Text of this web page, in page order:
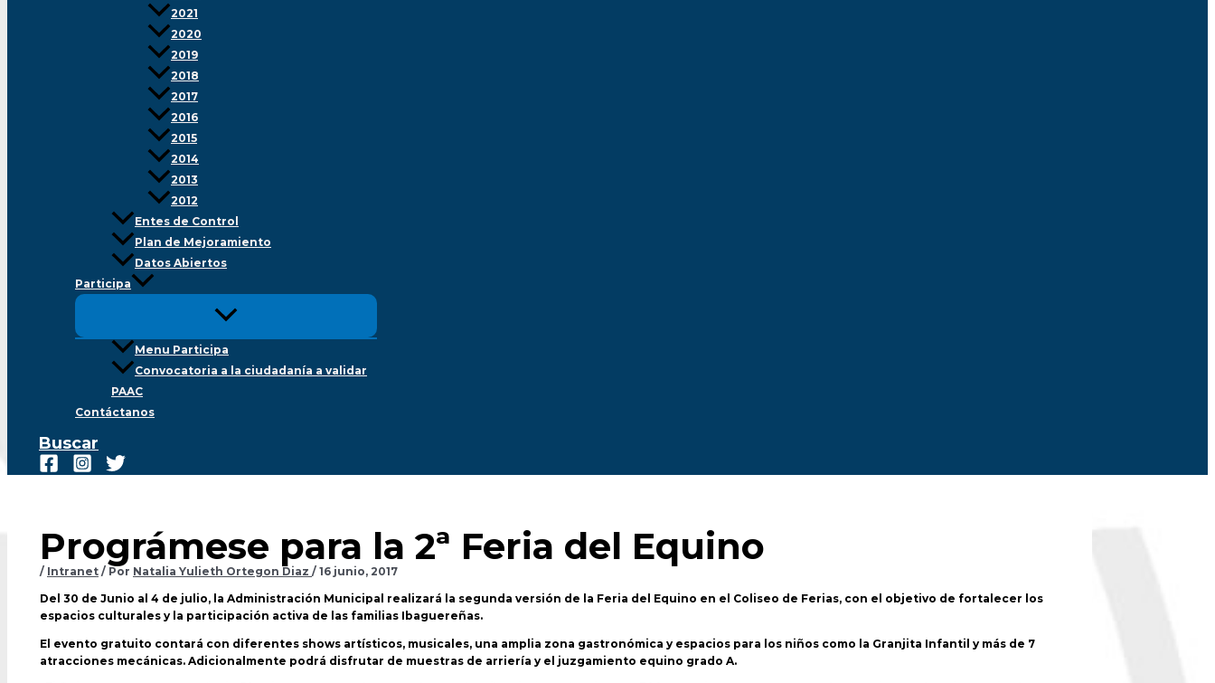
2021
2020
2019
2018
2017
2016
2015
2014
2013
2012
Entes de Control
Plan de Mejoramiento
Datos Abiertos
Participa
Menu Participa
Convocatoria a la ciudadanía a validar
PAAC
Contáctanos
Buscar
Prográmese para la 2ª Feria del Equino
/ Intranet / Por Natalia Yulieth Ortegon Diaz / 16 junio, 2017
Del 30 de Junio al 4 de julio, la Administración Municipal realizará la segunda versión de la Feria del Equino en el Coliseo de Ferias, con el objetivo de fortalecer los
espacios culturales y la participación activa de las familias Ibaguereñas.
El evento gratuito contará con diferentes shows artísticos, musicales, una amplia zona gastronómica y espacios para los niños como la Granjita Infantil y más de 7
atracciones mecánicas. Adicionalmente podrá disfrutar de muestras de arriería y el juzgamiento equino grado A.